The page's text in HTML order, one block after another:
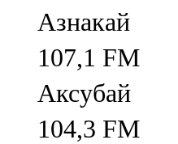
Азнакай
107,1 FM
Аксубай
104,3 FM